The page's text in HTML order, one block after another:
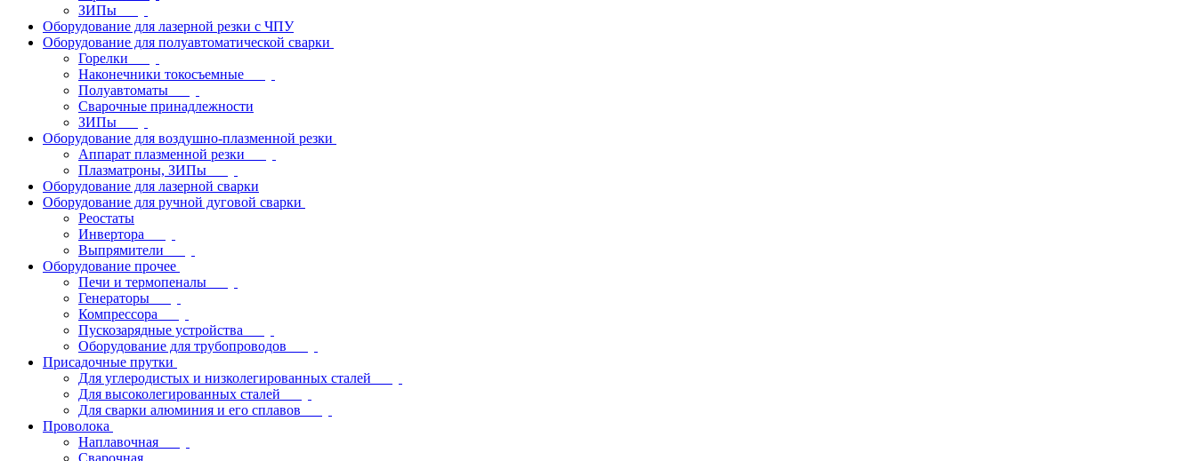
ЗИПы
Оборудование для лазерной резки с ЧПУ
Оборудование для полуавтоматической сварки
Горелки
Наконечники токосъемные
Полуавтоматы
Сварочные принадлежности
ЗИПы
Оборудование для воздушно-плазменной резки
Аппарат плазменной резки
Плазматроны, ЗИПы
Оборудование для лазерной сварки
Оборудование для ручной дуговой сварки
Реостаты
Инвертора
Выпрямители
Оборудование прочее
Печи и термопеналы
Генераторы
Компрессора
Пускозарядные устройства
Оборудование для трубопроводов
Присадочные прутки
Для углеродистых и низколегированных сталей
Для высоколегированных сталей
Для сварки алюминия и его сплавов
Проволока
Наплавочная
Сварочная